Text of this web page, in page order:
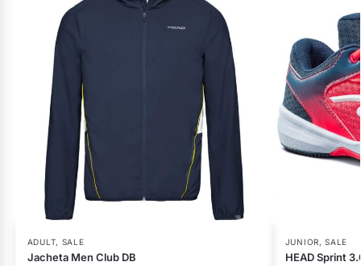
ADULT, SALE
Jacheta Men Club DB
JUNIOR,SALE
HEAD Sprint